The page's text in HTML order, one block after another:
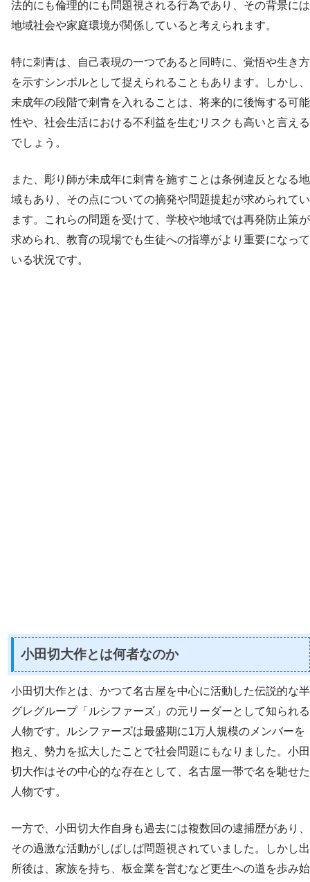
法的にも倫理的にも問題視される行為であり、その背景には
地域社会や家庭環境が関係していると考えられます。
特に刺青は、自己表現の一つであると同時に、覚悟や生き方
を示すシンボルとして捉えられることもあります。しかし、
未成年の段階で刺青を入れることは、将来的に後悔する可能
性や、社会生活における不利益を生むリスクも高いと言える
でしょう。
また、彫り師が未成年に刺青を施すことは条例違反となる地
域もあり、その点についての摘発や問題提起が求められてい
ます。これらの問題を受けて、学校や地域では再発防止策が
求められ、教育の現場でも生徒への指導がより重要になって
いる状況です。
小田切大作とは何者なのか
小田切大作とは、かつて名古屋を中心に活動した伝説的な半
グレグループ「ルシファーズ」の元リーダーとして知られる
人物です。ルシファーズは最盛期に1万人規模のメンバーを
抱え、勢力を拡大したことで社会問題にもなりました。小田
切大作はその中心的な存在として、名古屋一帯で名を馳せた
人物です。
一方で、小田切大作自身も過去には複数回の逮捕歴があり、
その過激な活動がしばしば問題視されていました。しかし出
所後は、家族を持ち、板金業を営むなど更生への道を歩み始